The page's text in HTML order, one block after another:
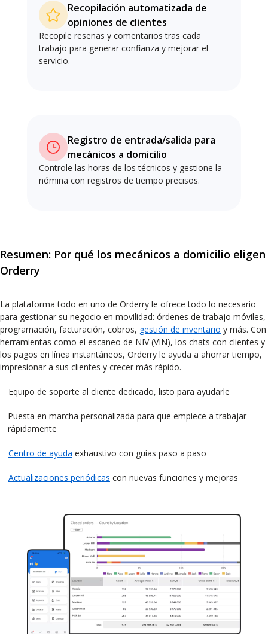
Recopilación automatizada de
opiniones de clientes
Recopile reseñas y comentarios tras cada
trabajo para generar confianza y mejorar el
servicio.
Registro de entrada/salida para
mecánicos a domicilio
Controle las horas de los técnicos y gestione la
nómina con registros de tiempo precisos.
Resumen: Por qué los mecánicos a domicilio eligen
Orderry
La plataforma todo en uno de Orderry le ofrece todo lo necesario
para gestionar su negocio en movilidad: órdenes de trabajo móviles,
programación, facturación, cobros, gestión de inventario y más. Con
herramientas como el escaneo de NIV (VIN), los chats con clientes y
los pagos en línea instantáneos, Orderry le ayuda a ahorrar tiempo,
impresionar a sus clientes y crecer más rápido.
Equipo de soporte al cliente dedicado, listo para ayudarle
Puesta en marcha personalizada para que empiece a trabajar
rápidamente
Centro de ayuda exhaustivo con guías paso a paso
Actualizaciones periódicas con nuevas funciones y mejoras